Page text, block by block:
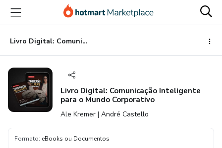
para
conteúdo
principal
para
pagamento
para
rodapé
Livro Digital: Comunicação Inteligente para o Mundo Corporativo
Livro Digital: Comunicação Inteligente
para o Mundo Corporativo
Ale Kremer | André Castello
Formato: eBooks ou Documentos